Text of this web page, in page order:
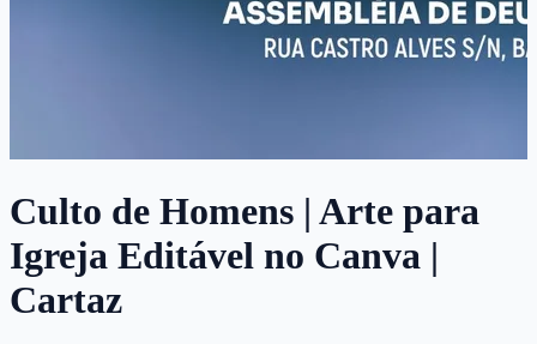
Culto de Homens | Arte para
Igreja Editável no Canva |
Cartaz